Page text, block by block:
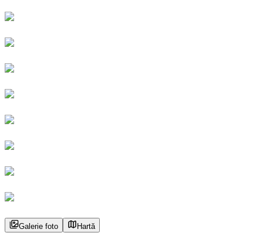
Galerie foto Hartă